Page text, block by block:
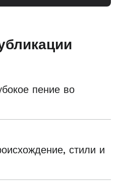
пение во
стили и